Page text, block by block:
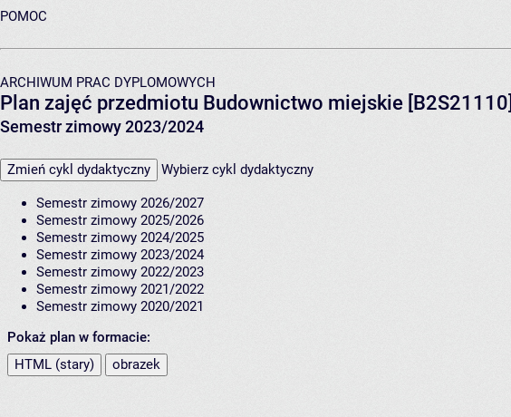
POMOC
ARCHIWUM PRAC DYPLOMOWYCH
Plan zajęć przedmiotu Budownictwo miejskie [B2S21110]
Semestr zimowy 2023/2024
Zmień cykl dydaktyczny Wybierz cykl dydaktyczny
Semestr zimowy 2026/2027
Semestr zimowy 2025/2026
Semestr zimowy 2024/2025
Semestr zimowy 2023/2024
Semestr zimowy 2022/2023
Semestr zimowy 2021/2022
Semestr zimowy 2020/2021
Pokaż plan w formacie:
HTML (stary)
obrazek